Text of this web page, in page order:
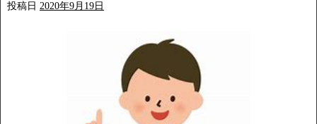
投稿日 2020年9月19日